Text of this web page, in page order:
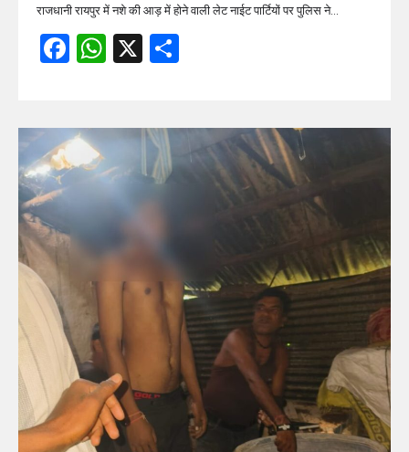
राजधानी रायपुर में नशे की आड़ में होने वाली लेट नाईट पार्टियों पर पुलिस ने…
Facebook
WhatsApp
X